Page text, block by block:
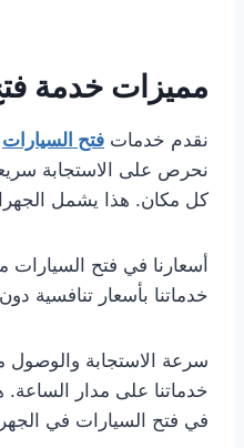
مميزات خدمة
نقدم خدمات فتح السيارات
نحرص على الاستجابة
كل مكان. هذا يشمل
أسعارنا في فتح السيارات
خدماتنا بأسعار تنافسية
سرعة الاستجابة والوصول
خدماتنا على مدار الساعة.
في فتح السيارات في